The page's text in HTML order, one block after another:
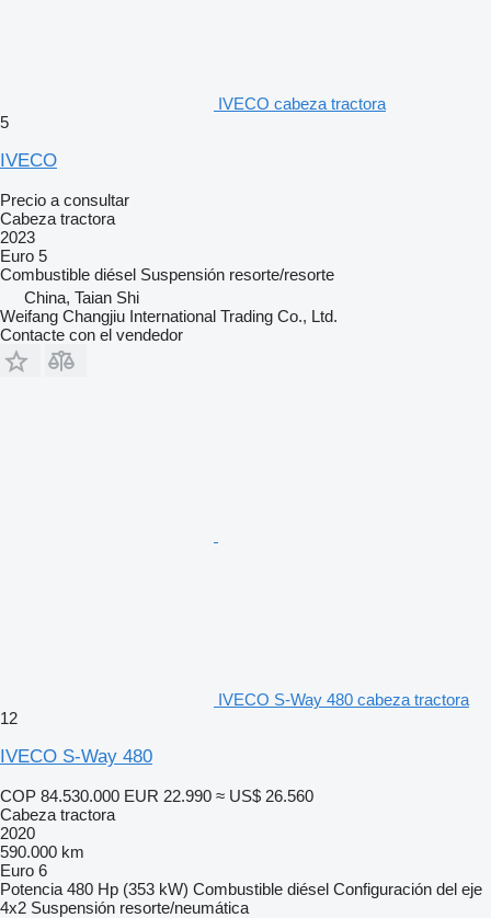
IVECO cabeza tractora
5
IVECO
Precio a consultar
Cabeza tractora
2023
Euro 5
Combustible diésel Suspensión resorte/resorte
China, Taian Shi
Weifang Changjiu International Trading Co., Ltd.
Contacte con el vendedor
IVECO S-Way 480 cabeza tractora
12
IVECO S-Way 480
COP 84.530.000 EUR 22.990 ≈ US$ 26.560
Cabeza tractora
2020
590.000 km
Euro 6
Potencia 480 Hp (353 kW) Combustible diésel Configuración del eje
4x2 Suspensión resorte/neumática